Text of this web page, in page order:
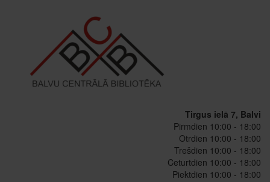
Tirgus ielā 7, Balvi
Pirmdien 10:00 - 18:00
Otrdien 10:00 - 18:00
Trešdien 10:00 - 18:00
Ceturtdien 10:00 - 18:00
Piektdien 10:00 - 18:00